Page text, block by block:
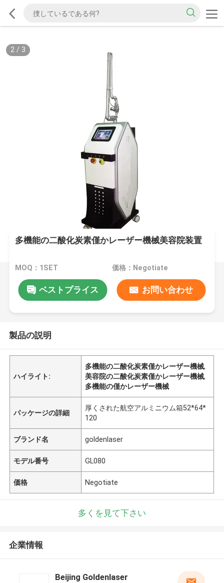
2/ 3
多機能の二酸化炭素僅かレーザー機械美容院装置
MOQ：1SET 価格：Negotiate
ベストプライス お問い合わせ
製品の説明
ハイライト:
多機能の二酸化炭素僅かレーザー機械,
美容院の二酸化炭素僅かレーザー機械,
多機能の僅かレーザー機械
パッケージの詳細
厚くされた航空アルミニウム箱52*64*
120
ブランド名 goldenlaser
モデル番号 GL080
価格 Negotiate
多くを見て下さい
企業情報
Beijing Goldenlaser